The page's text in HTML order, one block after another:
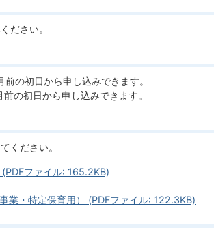
ださい。
の初日から申し込みできます。
の初日から申し込みできます。
ください。
ファイル: 165.2KB)
業・特定保育用） (PDFファイル: 122.3KB)